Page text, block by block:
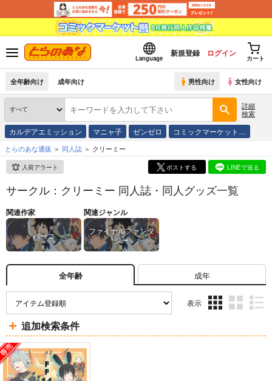
Language
新規登録 ログイン
カート
全年齢向け 成年向け 男性向け 女性向け
詳細
検索
カルデアエミッション マニャ子 ゼンゼロ コミックマーケット…
とらのあな通販 同人誌 クリーミー
入荷アラート ポストする LINEで送る
サークル：クリーミー 同人誌・同人グッズ一覧
関連作家
パーコ
関連ジャンル
ファイナルファンタ
ジー
全年齢 成年
表示
ム
ム
ム
追加検索条件